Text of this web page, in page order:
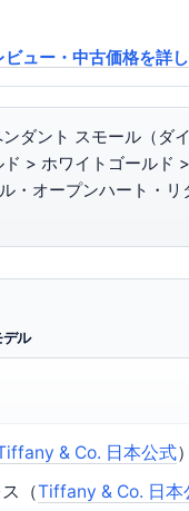
ュー・中古価格を詳
ダント スモール（ダ
> ホワイトゴールド
・オープンハート・リ
デル
& Co. 日本公式
（Tiffany & Co. 日本